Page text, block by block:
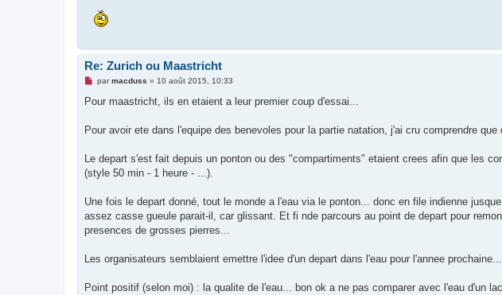
o
n
Re: Zurich ou Maastricht
M
s
g
o
l
parmacduss » 10 août 2015, 10:33
Pour maastricht, ils en etaient a leur premier coup d'essai...
Pour avoir ete dans l'equipe des benevoles pour la partie natation, j'ai cru comprendre
Le depart s'est fait depuis un ponton ou des "compartiments" etaient crees afin que les
(style 50 min - 1 heure - ...).
Une fois le depart donné, tout le monde a l'eau via le ponton... donc en file indienne
assez casse gueule parait-il, car glissant. Et fi nde parcours au point de depart pour
presences de grosses pierres...
Les organisateurs semblaient emettre l'idee d'un depart dans l'eau pour l'annee prochaine...
Point positif (selon moi) : la qualite de l'eau... bon ok a ne pas comparer avec l'eau d'un